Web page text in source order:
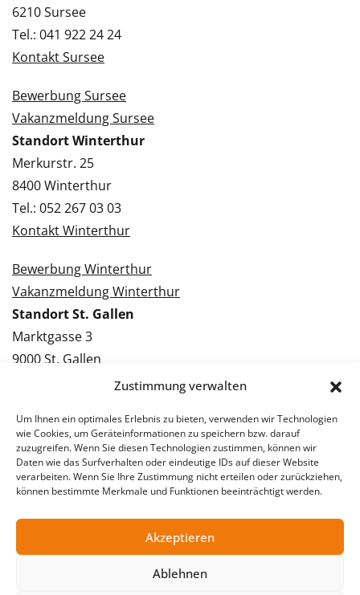
Zustimmung verwalten
Um Ihnen ein optimales Erlebnis zu bieten, verwenden wir Technologien
wie Cookies, um Geräteinformationen zu speichern bzw. darauf
zuzugreifen. Wenn Sie diesen Technologien zustimmen, können wir
Daten wie das Surfverhalten oder eindeutige IDs auf dieser Website
verarbeiten. Wenn Sie Ihre Zustimmung nicht erteilen oder zurückziehen,
können bestimmte Merkmale und Funktionen beeinträchtigt werden.
Akzeptieren
Ablehnen
6210 Sursee
Tel.: 041 922 24 24
Kontakt Sursee
Bewerbung Sursee
Vakanzmeldung Sursee
Standort Winterthur
Merkurstr. 25
8400 Winterthur
Tel.: 052 267 03 03
Kontakt Winterthur
Bewerbung Winterthur
Vakanzmeldung Winterthur
Standort St. Gallen
Marktgasse 3
9000 St. Gallen
Tel.: 071 228 09 09
Bewerbung St. Gallen
Vakanzmeldung St. Gallen
© 2026 Stellentreff AG